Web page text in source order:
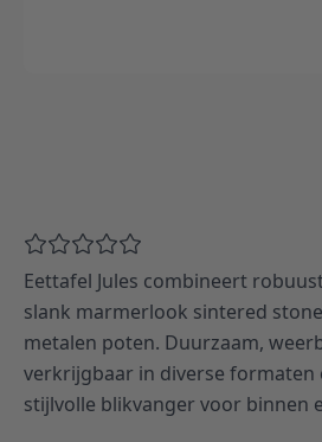
Eettafel Jules combineert
slank marmerlook sintered
metalen poten. Duurzaam,
verkrijgbaar in diverse formaten
stijlvolle blikvanger voor binnen